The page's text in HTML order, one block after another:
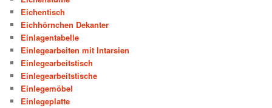
Eichentisch
Eichhörnchen Dekanter
Einlagentabelle
Einlegearbeiten mit Intarsien
Einlegearbeitstisch
Einlegearbeitstische
Einlegemöbel
Einlegeplatte